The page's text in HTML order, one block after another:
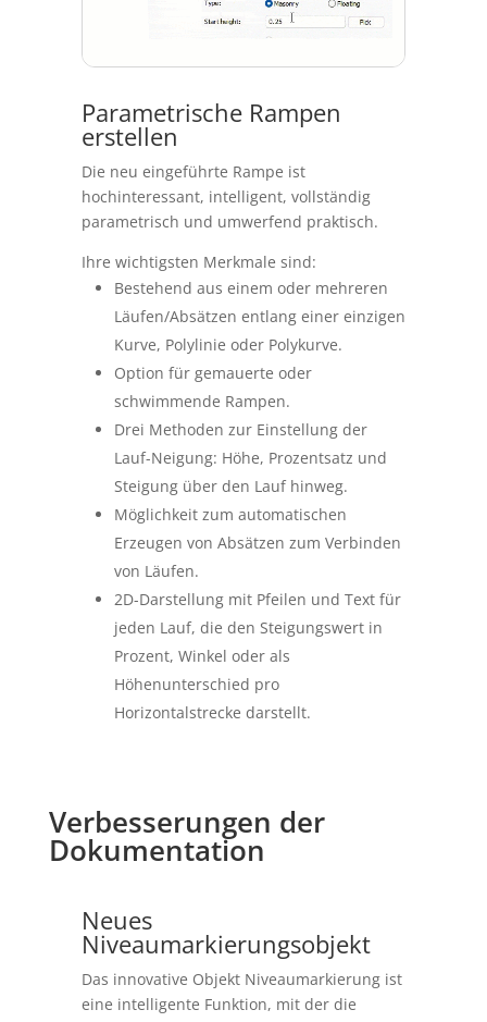
Parametrische Rampen
erstellen
Die neu eingeführte Rampe ist
hochinteressant, intelligent, vollständig
parametrisch und umwerfend praktisch.
Ihre wichtigsten Merkmale sind:
Bestehend aus einem oder mehreren
Läufen/Absätzen entlang einer einzigen
Kurve, Polylinie oder Polykurve.
Option für gemauerte oder
schwimmende Rampen.
Drei Methoden zur Einstellung der
Lauf-Neigung: Höhe, Prozentsatz und
Steigung über den Lauf hinweg.
Möglichkeit zum automatischen
Erzeugen von Absätzen zum Verbinden
von Läufen.
2D-Darstellung mit Pfeilen und Text für
jeden Lauf, die den Steigungswert in
Prozent, Winkel oder als
Höhenunterschied pro
Horizontalstrecke darstellt.
Verbesserungen der
Dokumentation
Neues
Niveaumarkierungsobjekt
Das innovative Objekt Niveaumarkierung ist
eine intelligente Funktion, mit der die